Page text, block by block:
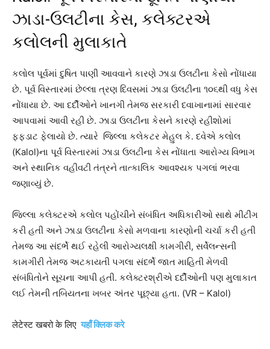
ઝાડા-ઉલટીના કેસ, કલેક્ટરએ
કલોલની મુલાકાતે
કલોલ પૂર્વમાં દુષિત પાણી આવવાને કારણે ઝાડા ઉલટીના કેસો નોંધાયા
છે. પૂર્વ વિસ્તારમાં છેલ્લા ત્રણ દિવસમાં ઝાડા ઉલટીના ૧૦૬થી વધુ કેસ
નોંધાયા છે. આ દર્દીઓને ખાનગી તેમજ સરકારી દવાખાનામાં સારવાર
આપવામાં આવી રહી છે. ઝાડા ઉલટીના કેસને કારણે રહીશોમાં
ફફડાટ ફેલાયો છે. ત્યારે જિલ્લા કલેકટર મેહુલ કે. દવેએ કલોલ
(Kalol)ના પૂર્વ વિસ્તારમાં ઝાડા ઉલટીના કેસ નોંધાતા આરોગ્ય વિભાગ
અને સ્થાનિક વહીવટી તંત્રને તાત્કાલિક આવશ્યક પગલાં ભરવા
જણાવ્યું છે.
જિલ્લા કલેક્ટરએ કલોલ પહોંચીને સંબંધિત અધિકારીઓ સાથે મીટીંગ
કરી હતી અને ઝાડા ઉલટીના કેસો મળવાના કારણોની ચર્ચા કરી હતી
તેમજ આ સંદર્ભે થઈ રહેલી આરોગ્યલક્ષી કામગીરી, સર્વેલન્સની
કામગીરી તેમજ અટકાયતી પગલા સંદર્ભે જાત માહિતી મેળવી
સંબંધિતોને સૂચના આપી હતી. કલેક્ટરશ્રીએ દર્દીઓની પણ મુલાકાત
લઈ તેમની તબિયતના ખબર અંતર પૂછ્યા હતા. (VR – Kalol)
लेटेस्ट खबरो के लिए यहाँ क्लिक करे